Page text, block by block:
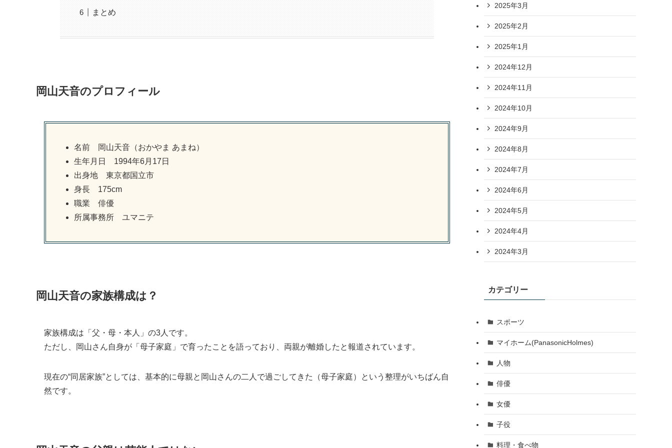
まとめ
岡山天音のプロフィール
名前 岡山天音（おかやま あまね）
生年月日 1994年6月17日
出身地 東京都国立市
身長 175cm
職業 俳優
所属事務所 ユマニテ
岡山天音の家族構成は？
家族構成は「父・母・本人」の3人です。
ただし、岡山さん自身が「母子家庭」で育ったことを語っており、両親が離婚したと報道されています。
現在の“同居家族”としては、基本的に母親と岡山さんの二人で過ごしてきた（母子家庭）という整理がいちばん自
然です。
2025年3月
2025年2月
2025年1月
2024年12月
2024年11月
2024年10月
2024年9月
2024年8月
2024年7月
2024年6月
2024年5月
2024年4月
2024年3月
カテゴリー
スポーツ
マイホーム(PanasonicHolmes)
人物
俳優
女優
子役
料理・食べ物